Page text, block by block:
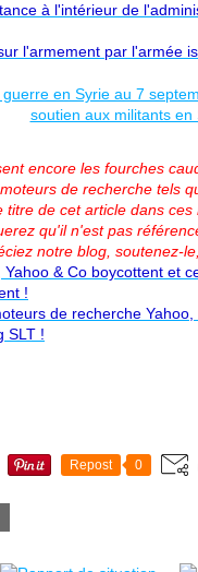
à l'intérieur de
l'armement par l'armée
encore les fourches
de recherche tels
titre de cet article dans
qu'il n'est pas
notre blog, soutenez-
& Co boycottent et
!
de recherche
SLT !
Repost 0